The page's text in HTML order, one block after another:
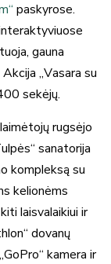
paskyrose.
gauna
„Vasara su
sekėjų.
rugsėjo
sanatorija
kompleksą su
kelionėms
laisvalaikiui ir
dovanų
kamera ir